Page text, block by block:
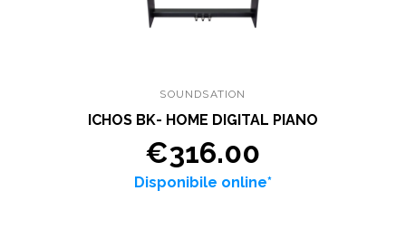
SOUNDSATION
ICHOS BK- HOME DIGITAL PIANO
€316.00
Disponibile online*